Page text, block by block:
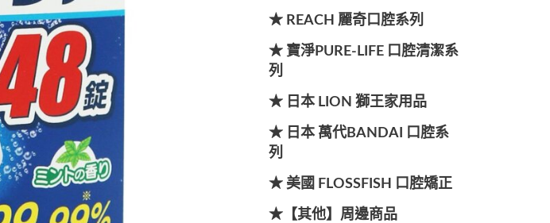
★ REACH 麗奇口腔系列
★ 寶淨PURE-LIFE 口腔清潔系
列
★ 日本 LION 獅王家用品
★ 日本 萬代BANDAI 口腔系
列
★ 美國 FLOSSFISH 口腔矯正
★【其他】周邊商品